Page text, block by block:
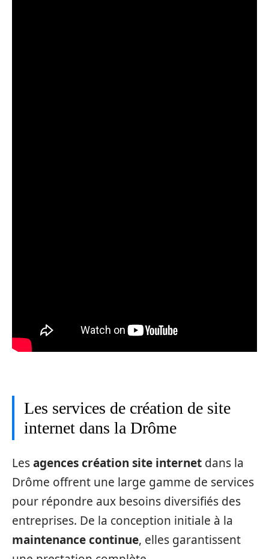
Les services de création de site
internet dans la Drôme
Lesagences création site internet dans la
Drôme offrent une large gamme de services
pour répondre aux besoins diversifiés des
entreprises. De la conception initiale à la
maintenance continue, elles garantissent